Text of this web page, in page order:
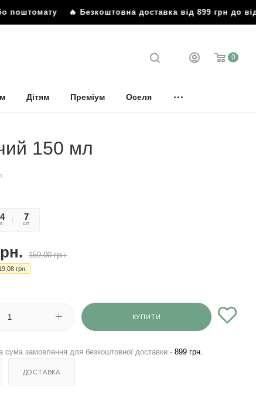
поштомату🔥 Безкоштовна доставка від 899 грн до
0
Дітям Преміум Оселя
150 мл
15
сек
7
шт
159,00грн.
грн.
КУПИТИ
сума замовлення для безкоштовної доставки - 899 грн.
ДОСТАВКА